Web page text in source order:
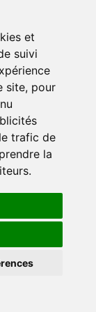
et
suivi
site, pour
trafic de
la